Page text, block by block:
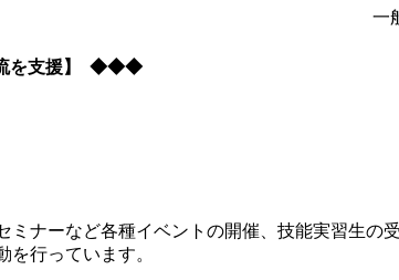
一
流を支援】 ◆◆◆
ナーなど各種イベントの開催、技能実習生の
行っています。